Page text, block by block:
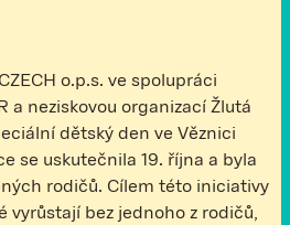
o.p.s. ve spolupráci
a neziskovou organizací Žlutá
dětský den ve Věznici
se uskutečnila 19. října a byla
rodičů. Cílem této iniciativy
vyrůstají bez jednoho z rodičů,